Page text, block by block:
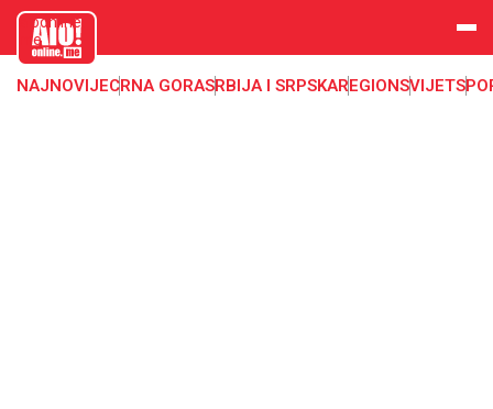
aloonline.
me
NAJNOVIJECRNA GORASRBIJA I SRPSKAREGIONSVIJET